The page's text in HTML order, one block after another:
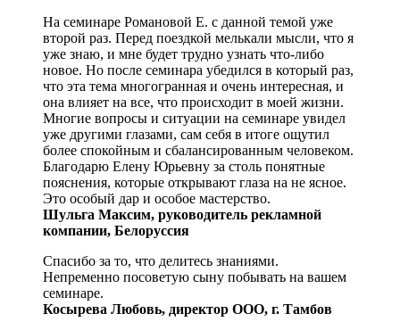
На семинаре Романовой Е. с данной темой уже
второй раз. Перед поездкой мелькали мысли, что я
уже знаю, и мне будет трудно узнать что-либо
новое. Но после семинара убедился в который раз,
что эта тема многогранная и очень интересная, и
она влияет на все, что происходит в моей жизни.
Многие вопросы и ситуации на семинаре увидел
уже другими глазами, сам себя в итоге ощутил
более спокойным и сбалансированным человеком.
Благодарю Елену Юрьевну за столь понятные
пояснения, которые открывают глаза на не ясное.
Это особый дар и особое мастерство.
Шульга Максим, руководитель рекламной
компании, Белоруссия
Спасибо за то, что делитесь знаниями.
Непременно посоветую сыну побывать на вашем
семинаре.
Косырева Любовь, директор ООО, г. Тамбов